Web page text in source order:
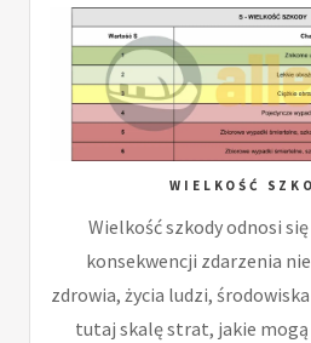
WIELKOŚĆ
Wielkość szkody odnosi
konsekwencji zdarzenia
zdrowia, życia ludzi,
tutaj skalę strat, jakie mogą